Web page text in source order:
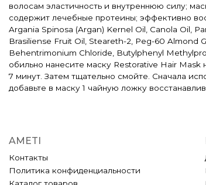
волосам эластичность и внутреннюю силу;
содержит лечебные протеины; эффективно
Argania Spinosa (Argan) Kernel Oil, Canola Oil,
Brasiliense Fruit Oil, Steareth-2, Peg-60 Almond
Behentrimonium Chloride, Butylphenyl
обильно нанесите маску Restorative Hair
7 минут. Затем тщательно смойте. Сначала
добавьте в маску 1 чайную ложку
AMETI
Контакты
Политика конфиденциальности